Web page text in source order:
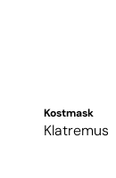
Kostmask
Klatremus